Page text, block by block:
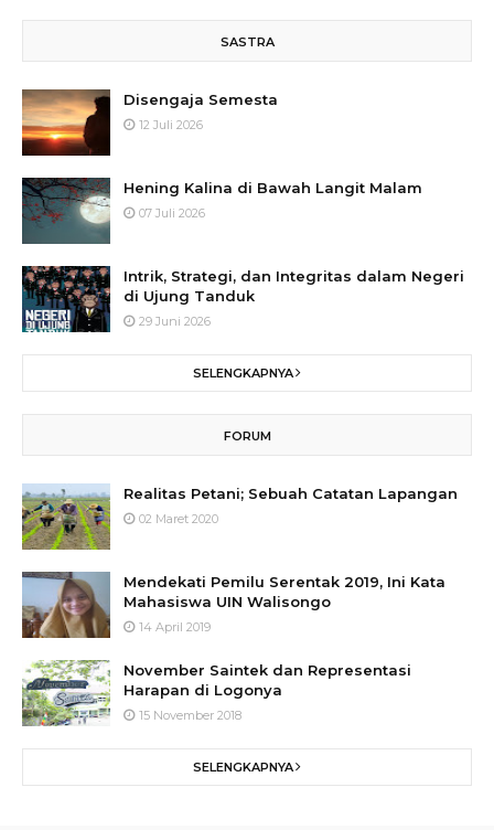
SASTRA
Disengaja Semesta
12 Juli 2026
Hening Kalina di Bawah Langit Malam
07 Juli 2026
Intrik, Strategi, dan Integritas dalam Negeri
di Ujung Tanduk
29 Juni 2026
SELENGKAPNYA
FORUM
Realitas Petani; Sebuah Catatan Lapangan
02 Maret 2020
Mendekati Pemilu Serentak 2019, Ini Kata
Mahasiswa UIN Walisongo
14 April 2019
November Saintek dan Representasi
Harapan di Logonya
15 November 2018
SELENGKAPNYA